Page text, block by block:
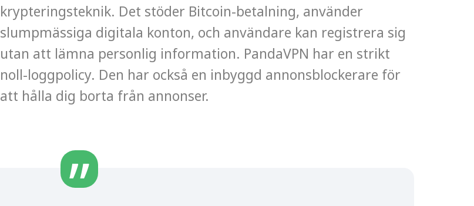
krypteringsteknik. Det stöder Bitcoin-betalning, använder
slumpmässiga digitala konton, och användare kan registrera sig
utan att lämna personlig information. PandaVPN har en strikt
noll-loggpolicy. Den har också en inbyggd annonsblockerare för
att hålla dig borta från annonser.